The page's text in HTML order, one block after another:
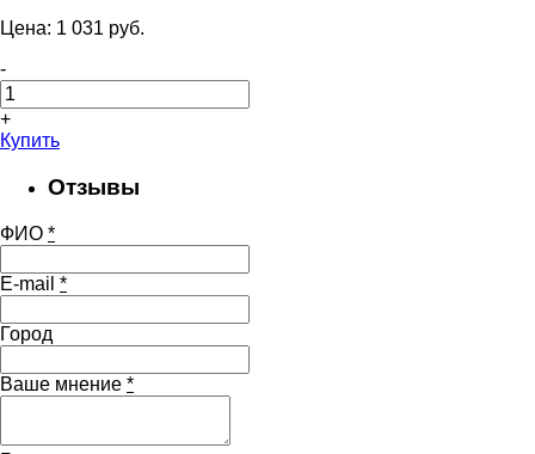
Цена: 1 031 pуб.
-
+
Купить
Отзывы
ФИО *
E-mail *
Город
Ваше мнение *